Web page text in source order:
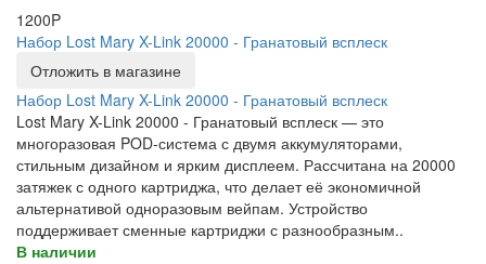
1200P
Набор Lost Mary X-Link 20000 - Гранатовый всплеск
Отложить в магазине
Набор Lost Mary X-Link 20000 - Гранатовый всплеск
Lost Mary X-Link 20000 - Гранатовый всплеск — это
многоразовая POD-система с двумя аккумуляторами,
стильным дизайном и ярким дисплеем. Рассчитана на 20000
затяжек с одного картриджа, что делает её экономичной
альтернативой одноразовым вейпам. Устройство
поддерживает сменные картриджи с разнообразным..
В наличии